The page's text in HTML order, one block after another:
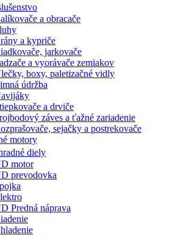
a obracače
a kypriče
jarkovače
a vyorávače zemiakov
boxy, paletizačné vidly
údržba
a drviče
záves a ťažné zariadenie
sejačky a postrekovače
motory
diely
motor
prevodovka
Predná náprava